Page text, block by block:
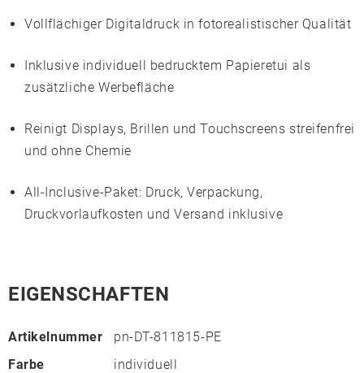
Vollflächiger Digitaldruck in fotorealistischer Qualität
Inklusive individuell bedrucktem Papieretui als
zusätzliche Werbefläche
Reinigt Displays, Brillen und Touchscreens streifenfrei
und ohne Chemie
All-Inclusive-Paket: Druck, Verpackung,
Druckvorlaufkosten und Versand inklusive
EIGENSCHAFTEN
Artikelnummer
pn-DT-811815-PE
Farbe
individuell